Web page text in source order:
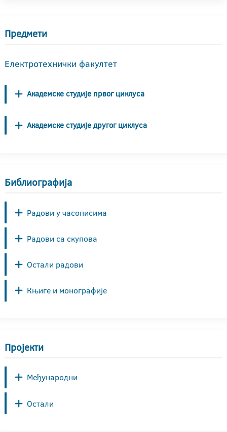
Предмети
Електротехнички факултет
Академске студије првог циклуса
Академске студије другог циклуса
Библиографија
Радови у часописима
Радови са скупова
Остали радови
Књиге и монографије
Пројекти
Међународни
Остали